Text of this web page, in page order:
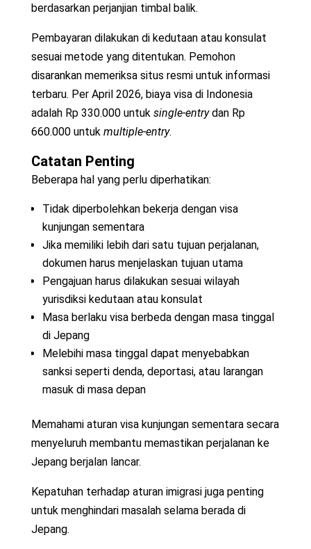
berdasarkan perjanjian timbal balik.
Pembayaran dilakukan di kedutaan atau konsulat
sesuai metode yang ditentukan. Pemohon
disarankan memeriksa situs resmi untuk informasi
terbaru. Per April 2026, biaya visa di Indonesia
adalah Rp 330.000 untuk single-entrydan Rp
660.000 untuk multiple-entry.
Catatan Penting
Beberapa hal yang perlu diperhatikan:
Tidak diperbolehkan bekerja dengan visa
kunjungan sementara
Jika memiliki lebih dari satu tujuan perjalanan,
dokumen harus menjelaskan tujuan utama
Pengajuan harus dilakukan sesuai wilayah
yurisdiksi kedutaan atau konsulat
Masa berlaku visa berbeda dengan masa tinggal
di Jepang
Melebihi masa tinggal dapat menyebabkan
sanksi seperti denda, deportasi, atau larangan
masuk di masa depan
Memahami aturan visa kunjungan sementara secara
menyeluruh membantu memastikan perjalanan ke
Jepang berjalan lancar.
Kepatuhan terhadap aturan imigrasi juga penting
untuk menghindari masalah selama berada di
Jepang.